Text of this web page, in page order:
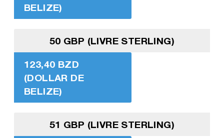
BELIZE)
50 GBP (LIVRE STERLING)
123,40 BZD
(DOLLAR DE
BELIZE)
51 GBP (LIVRE STERLING)